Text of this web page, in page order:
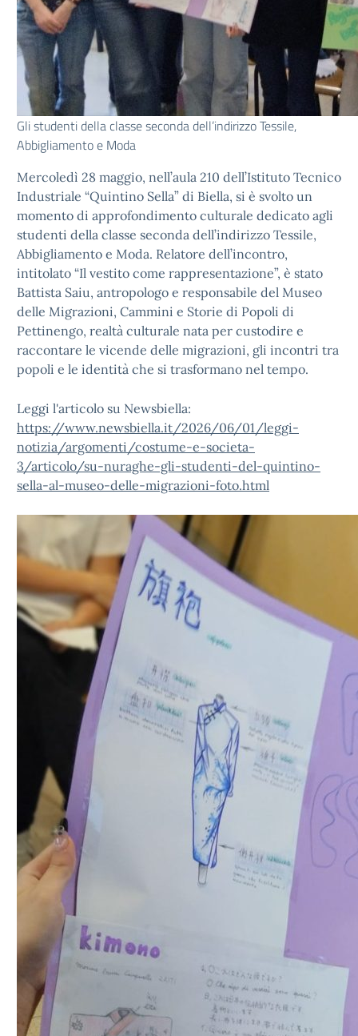
Gli studenti della classe seconda dell’indirizzo Tessile,
Abbigliamento e Moda
Mercoledì 28 maggio, nell’aula 210 dell’Istituto Tecnico
Industriale “Quintino Sella” di Biella, si è svolto un
momento di approfondimento culturale dedicato agli
studenti della classe seconda dell’indirizzo Tessile,
Abbigliamento e Moda. Relatore dell’incontro,
intitolato “Il vestito come rappresentazione”, è stato
Battista Saiu, antropologo e responsabile del Museo
delle Migrazioni, Cammini e Storie di Popoli di
Pettinengo, realtà culturale nata per custodire e
raccontare le vicende delle migrazioni, gli incontri tra
popoli e le identità che si trasformano nel tempo.
Leggi l'articolo su Newsbiella:
https://www.newsbiella.it/2026/06/01/leggi-
notizia/argomenti/costume-e-societa-
3/articolo/su-nuraghe-gli-studenti-del-quintino-
sella-al-museo-delle-migrazioni-foto.html